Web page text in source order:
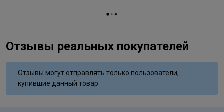
Отзывы реальных покупателей
Отзывы могут отправлять только пользователи,
купившие данный товар